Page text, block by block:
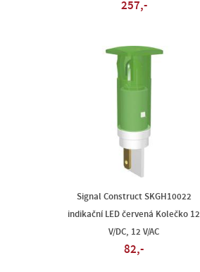
257,-
Signal Construct SKGH10022
indikační LED červená Kolečko 12
V/DC, 12 V/AC
82,-